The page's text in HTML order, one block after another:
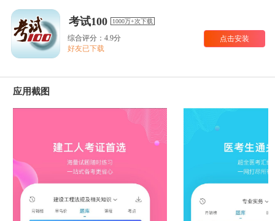
考试100 1000万+次下载
综合评分：4.9分
好友已下载
点击安装
应用截图